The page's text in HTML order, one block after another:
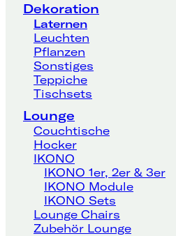
Dekoration
Laternen
Leuchten
Pflanzen
Sonstiges
Teppiche
Tischsets
Lounge
Couchtische
Hocker
IKONO
IKONO 1er, 2er & 3er
IKONO Module
IKONO Sets
Lounge Chairs
Zubehör Lounge